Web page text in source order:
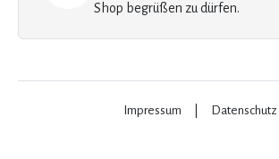
Shop begrüßen zu dürfen.
Impressum Datenschutz